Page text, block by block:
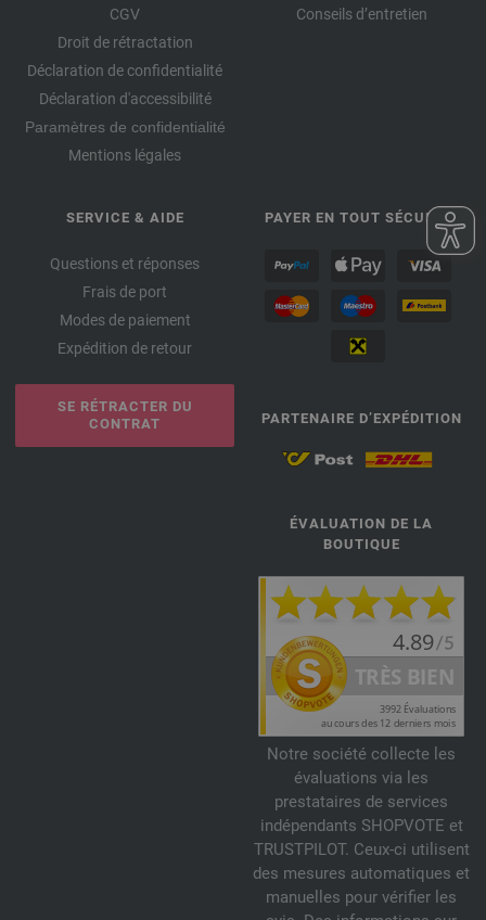
CGV
Droit de rétractation
Déclaration de confidentialité
Déclaration d'accessibilité
Paramètres de confidentialité
Mentions légales
Conseils d’entretien
SERVICE & AIDE
Questions et réponses
Frais de port
Modes de paiement
Expédition de retour
SE RÉTRACTER DU
CONTRAT
PAYER EN TOUT SÉCURITÉ
PARTENAIRE D’EXPÉDITION
ÉVALUATION DE LA
BOUTIQUE
Notre société collecte les
évaluations via les
prestataires de services
indépendants SHOPVOTE et
TRUSTPILOT. Ceux-ci utilisent
des mesures automatiques et
manuelles pour vérifier les